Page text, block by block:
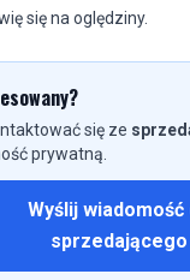
się ze
prywatną.
Wyślij wiadomość
sprzedającego